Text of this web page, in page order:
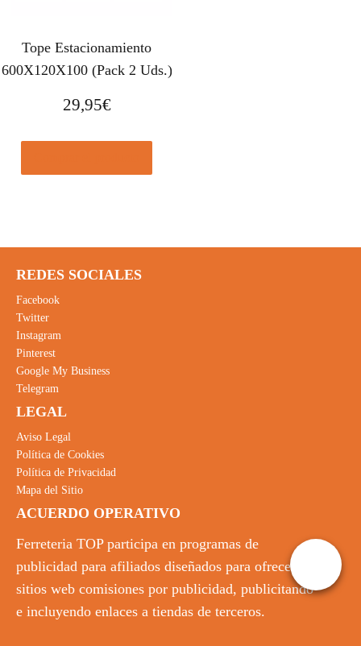
Tope Estacionamiento
600X120X100 (Pack 2 Uds.)
29,95€
REDES SOCIALES
Facebook
Twitter
Instagram
Pinterest
Google My Business
Telegram
LEGAL
Aviso Legal
Política de Cookies
Política de Privacidad
Mapa del Sitio
ACUERDO OPERATIVO
Ferreteria TOP participa en programas de
publicidad para afiliados diseñados para ofrecer a
sitios web comisiones por publicidad, publicitando
e incluyendo enlaces a tiendas de terceros.